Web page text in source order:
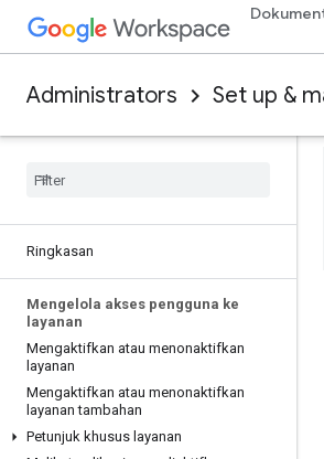
Administrators Set up &
Ringkasan
Mengelola akses pengguna ke
layanan
Mengaktifkan atau menonaktifkan
layanan
Mengaktifkan atau menonaktifkan
layanan tambahan
Petunjuk khusus layanan